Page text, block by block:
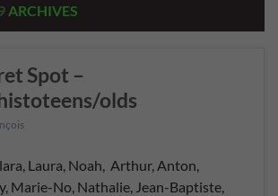
ARCHIVES
Spot –
olds
Laura, Noah, Arthur, Anton,
Marie-No, Nathalie, Jean-Baptiste,